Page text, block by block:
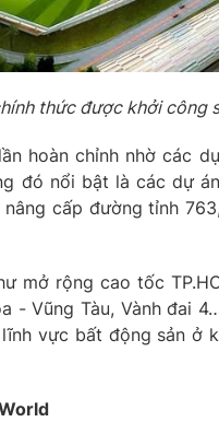
thức được khởi công
hoàn chỉnh nhờ các
nổi bật là các dự
cấp đường tỉnh
mở rộng cao tốc
- Vũng Tàu, Vành đai
vực bất động sản ở